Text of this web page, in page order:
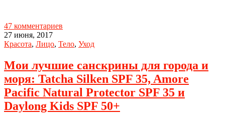
47 комментариев
27 июня, 2017
Красота, Лицо, Тело, Уход
Мои лучшие санскрины для города и
моря: Tatcha Silken SPF 35, Amore
Pacific Natural Protector SPF 35 и
Daylong Kids SPF 50+